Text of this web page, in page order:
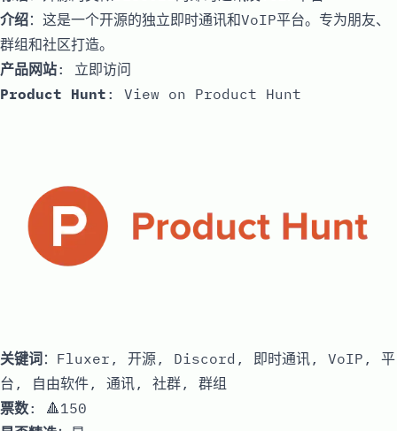
介绍：这是一个开源的独立即时通讯和VoIP平台。专为朋友、
群组和社区打造。
产品网站: 立即访问
Product Hunt : View on Product Hunt
关键词：Fluxer, 开源, Discord, 即时通讯, VoIP, 平
台, 自由软件, 通讯, 社群, 群组
票数: 🔺150